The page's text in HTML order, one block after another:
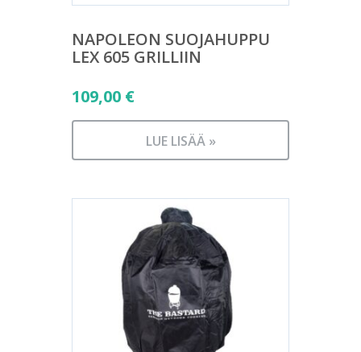
NAPOLEON SUOJAHUPPU
LEX 605 GRILLIIN
109,00 €
LUE LISÄÄ »